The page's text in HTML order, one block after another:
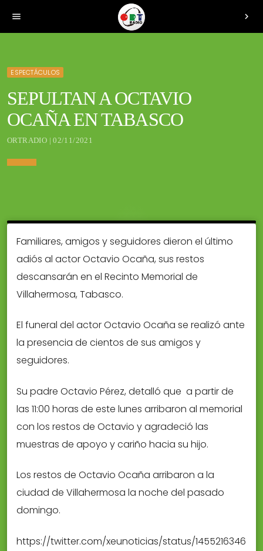
menu chevron_right
ESPECTÁCULOS
SEPULTAN A OCTAVIO
OCAÑA EN TABASCO
ORTRADIO | 02/11/2021
Familiares, amigos y seguidores dieron el último
adiós al actor Octavio Ocaña, sus restos
descansarán en el Recinto Memorial de
Villahermosa, Tabasco.
El funeral del actor Octavio Ocaña se realizó ante
la presencia de cientos de sus amigos y
seguidores.
Su padre Octavio Pérez, detalló que a partir de
las 11:00 horas de este lunes arribaron al memorial
con los restos de Octavio y agradeció las
muestras de apoyo y cariño hacia su hijo.
Los restos de Octavio Ocaña arribaron a la
ciudad de Villahermosa la noche del pasado
domingo.
https://twitter.com/xeunoticias/status/1455216346